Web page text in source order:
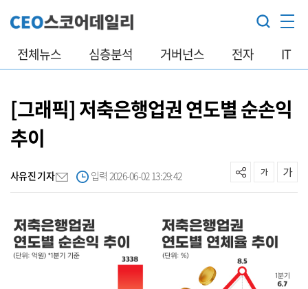
전체뉴스 심층분석 거버넌스 전자 IT
[그래픽] 저축은행업권 연도별 순손익
추이
사유진 기자 입력 2026-06-02 13:29:42